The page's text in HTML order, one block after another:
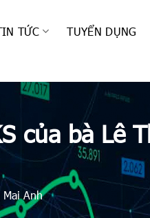
TỨC TUYỂN DỤNG
của bà Lê
Anh